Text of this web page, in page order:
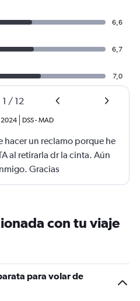
6,6
6,7
7,0
1 / 12
2024 DSS-MAD
hacer un reclamo porque he
al retirarla dr la cinta. Aún
Gracias
con tu viaje
para volar de